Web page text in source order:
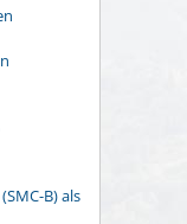
B) als